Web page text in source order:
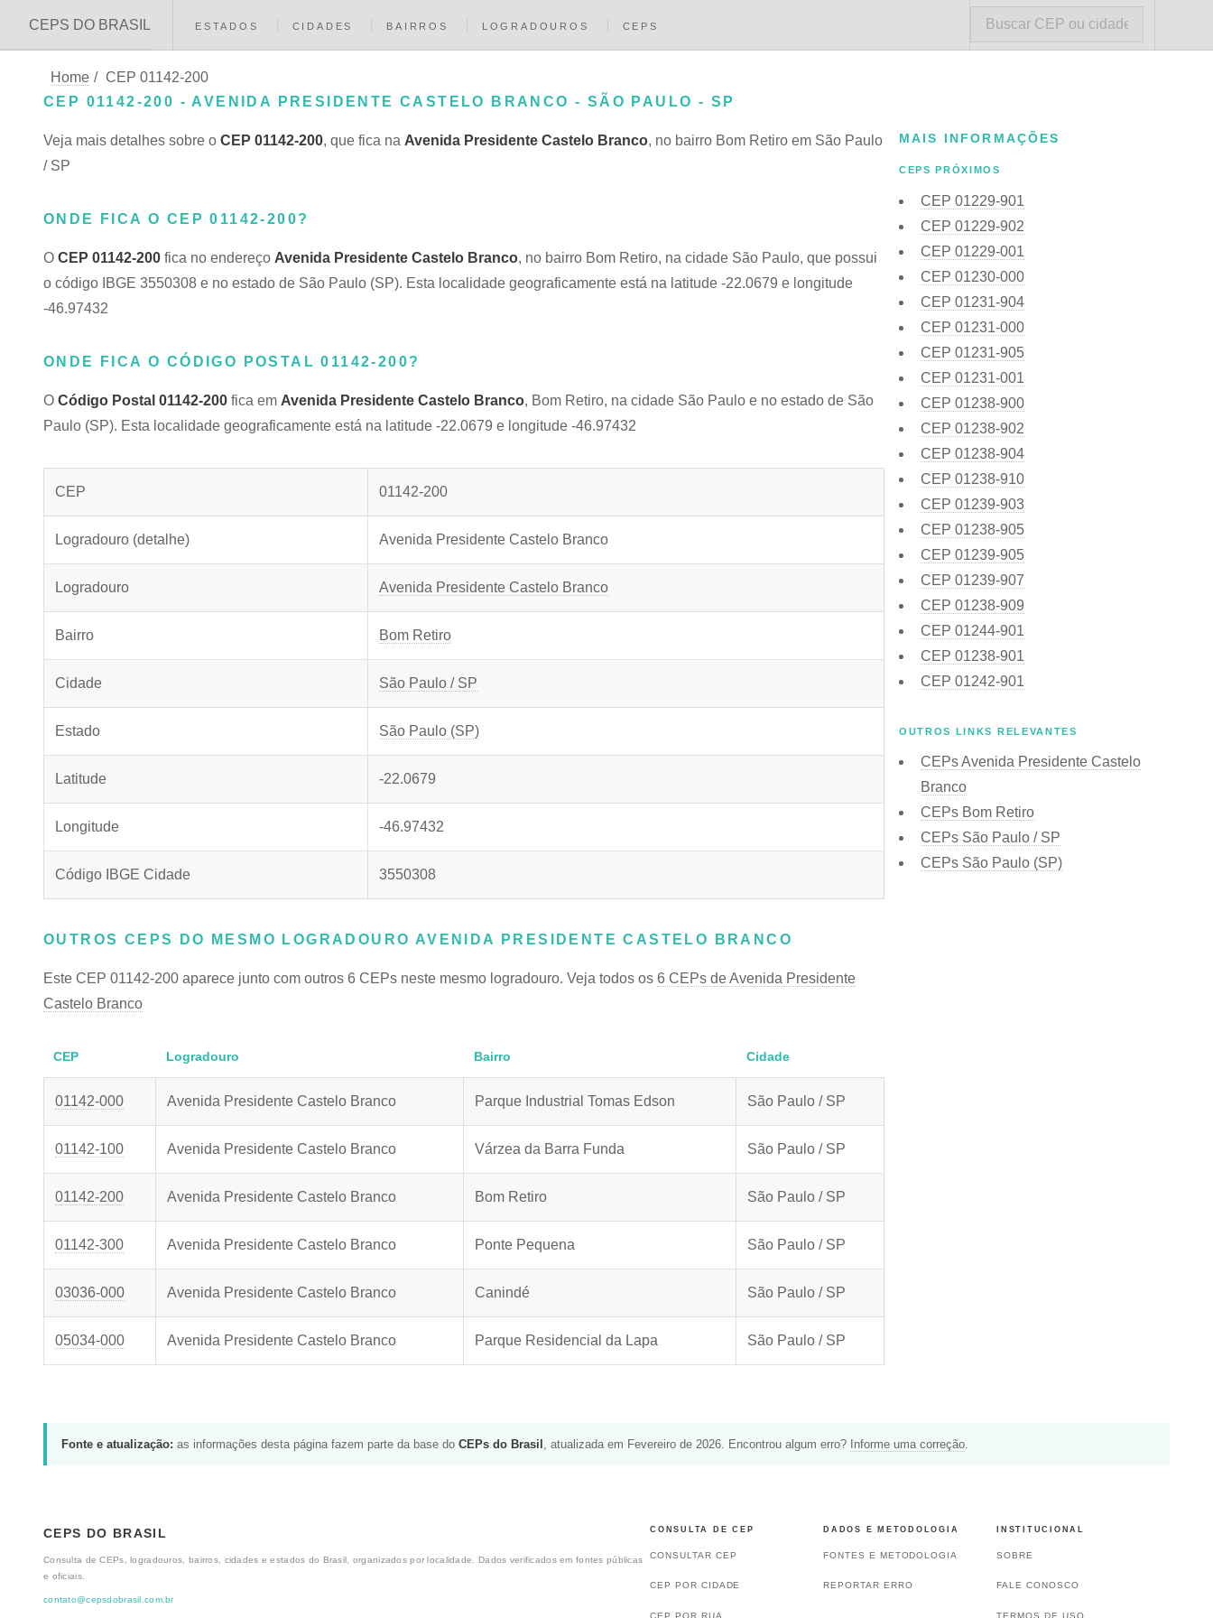
CEPS DO BRASIL ESTADOS CIDADES BAIRROS LOGRADOUROS CEPS
Home / CEP 01142-200
CEP 01142-200 - AVENIDA PRESIDENTE CASTELO BRANCO - SÃO PAULO - SP
Veja mais detalhes sobre o CEP 01142-200, que fica na Avenida Presidente Castelo Branco, no bairro Bom Retiro em São Paulo
/ SP
ONDE FICA O CEP 01142-200?
O CEP 01142-200 fica no endereço Avenida Presidente Castelo Branco, no bairro Bom Retiro, na cidade São Paulo, que possui
o código IBGE 3550308 e no estado de São Paulo (SP). Esta localidade geograficamente está na latitude -22.0679 e longitude
-46.97432
ONDE FICA O CÓDIGO POSTAL 01142-200?
O Código Postal 01142-200 fica em Avenida Presidente Castelo Branco, Bom Retiro, na cidade São Paulo e no estado de São
Paulo (SP). Esta localidade geograficamente está na latitude -22.0679 e longitude -46.97432
CEP 01142-200
Logradouro (detalhe) Avenida Presidente Castelo Branco
Logradouro Avenida Presidente Castelo Branco
Bairro Bom Retiro
Cidade São Paulo / SP
Estado São Paulo (SP)
Latitude -22.0679
Longitude -46.97432
Código IBGE Cidade 3550308
OUTROS CEPS DO MESMO LOGRADOURO AVENIDA PRESIDENTE CASTELO BRANCO
Este CEP 01142-200 aparece junto com outros 6 CEPs neste mesmo logradouro. Veja todos os 6 CEPs de Avenida Presidente
Castelo Branco
CEP Logradouro Bairro Cidade
01142-000 Avenida Presidente Castelo Branco Parque Industrial Tomas Edson São Paulo / SP
01142-100 Avenida Presidente Castelo Branco Várzea da Barra Funda São Paulo / SP
01142-200 Avenida Presidente Castelo Branco Bom Retiro São Paulo / SP
01142-300 Avenida Presidente Castelo Branco Ponte Pequena São Paulo / SP
03036-000 Avenida Presidente Castelo Branco Canindé São Paulo / SP
05034-000 Avenida Presidente Castelo Branco Parque Residencial da Lapa São Paulo / SP
MAIS INFORMAÇÕES
CEPS PRÓXIMOS
CEP 01229-901
CEP 01229-902
CEP 01229-001
CEP 01230-000
CEP 01231-904
CEP 01231-000
CEP 01231-905
CEP 01231-001
CEP 01238-900
CEP 01238-902
CEP 01238-904
CEP 01238-910
CEP 01239-903
CEP 01238-905
CEP 01239-905
CEP 01239-907
CEP 01238-909
CEP 01244-901
CEP 01238-901
CEP 01242-901
OUTROS LINKS RELEVANTES
CEPs Avenida Presidente Castelo
Branco
CEPs Bom Retiro
CEPs São Paulo / SP
CEPs São Paulo (SP)
Fonte e atualização: as informações desta página fazem parte da base do CEPs do Brasil , atualizada em Fevereiro de 2026. Encontrou algum erro? Informe uma correção
CEPS DO BRASIL
Consulta de CEPs, logradouros, bairros, cidades e estados do Brasil, organizados por localidade. Dados verificados em fontes públicas
e oficiais.
contato@cepsdobrasil.com.br
CONSULTA DE CEP
CONSULTAR CEP
CEP POR CIDADE
CEP POR RUA
DADOS E METODOLOGIA
FONTES E METODOLOGIA
REPORTAR ERRO
INSTITUCIONAL
SOBRE
FALE CONOSCO
TERMOS DE USO